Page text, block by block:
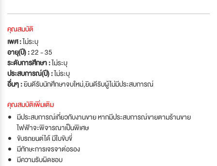
คุณสมบัติ
เพศ :ไม่ระบุ
อายุ(ปี) :22 - 35
ระดับการศึกษา :ไม่ระบุ
ประสบการณ์(ปี) :ไม่ระบุ
อื่นๆ :ยินดีรับนักศึกษาจบใหม่,ยินดีรับผู้ไม่มีประสบการณ์
คุณสมบัติเพิ่มเติม
มีประสบการณ์เกี่ยวกับงานขาย หากมีประสบการณ์ขายตามร้านขาย
ไฟฟ้าจะพิจารณาเป็นพิเศษ
ขับรถยนต์ได้ มีใบขับขี่
มีทักษะการเจรจาต่อรอง
มีความรับผิดชอบ